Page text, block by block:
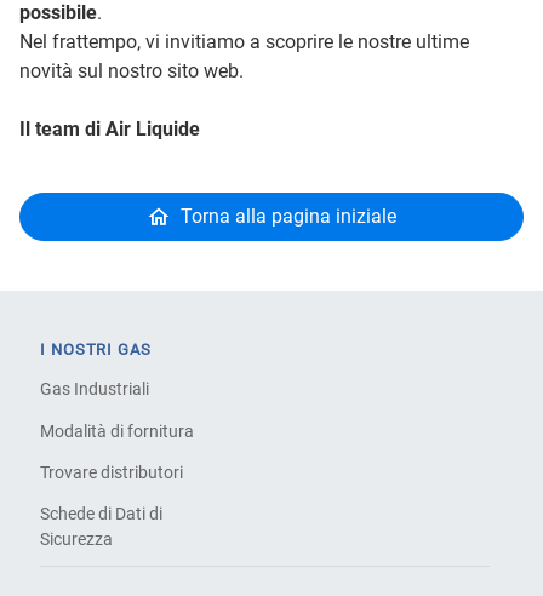
possibile.
Nel frattempo, vi invitiamo a scoprire le nostre ultime
novità sul nostro sito web.
Il team di Air Liquide
Torna alla pagina iniziale
I NOSTRI GAS
Gas Industriali
Modalità di fornitura
Trovare distributori
Schede di Dati di
Sicurezza